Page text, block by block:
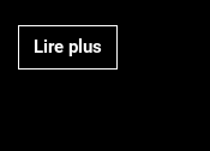
Lire plus